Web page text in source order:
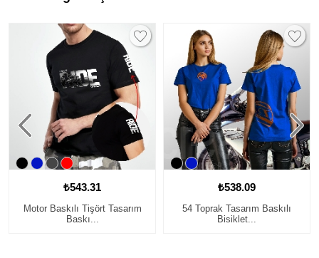
₺543.31
Motor Baskılı Tişört Tasarım
Baskı...
₺538.09
54 Toprak Tasarım Baskılı
Bisiklet...